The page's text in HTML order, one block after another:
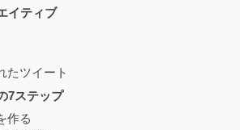
イティブ
たツイート
7ステップ
作る